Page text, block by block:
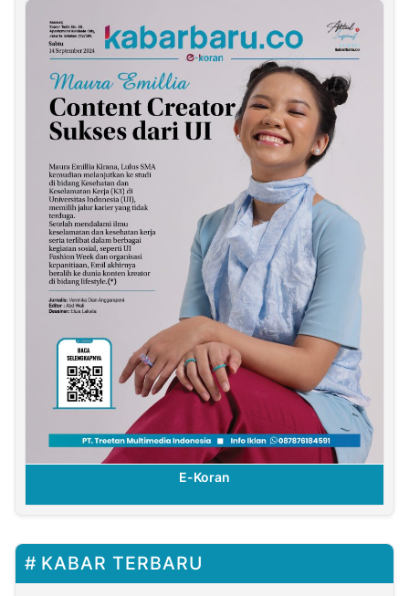
E-Koran
KABAR TERBARU